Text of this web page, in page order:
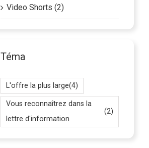
Video Shorts (2)
Téma
L'offre la plus large(4)
Vous reconnaîtrez dans la
lettre d'information
(2)